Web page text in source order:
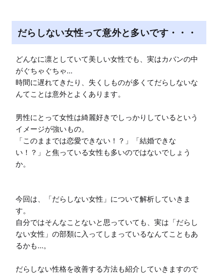
だらしない女性って意外と多いです・・・
どんなに凛としていて美しい女性でも、実はカバンの中
がぐちゃぐちゃ...
時間に遅れてきたり、失くしものが多くてだらしないな
んてことは意外とよくあります。
男性にとって女性は綺麗好きでしっかりしているという
イメージが強いもの。
「このままでは恋愛できない！？」「結婚できな
い！？」と焦っている女性も多いのではないでしょう
か。
今回は、「だらしない女性」について解析していきま
す。
自分ではそんなことないと思っていても、実は「だらし
ない女性」の部類に入ってしまっているなんてこともあ
るかも...。
だらしない性格を改善する方法も紹介していきますので